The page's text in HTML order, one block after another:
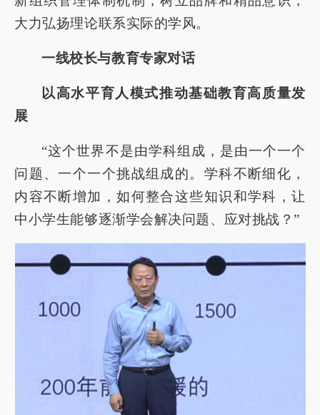
大力弘扬理论联系实际的学风。
一线校长与教育专家对话
以高水平育人模式推动基础教育高质量发
展
“这个世界不是由学科组成，是由一个一个
问题、一个一个挑战组成的。学科不断细化，
内容不断增加，如何整合这些知识和学科，让
中小学生能够逐渐学会解决问题、应对挑战？”